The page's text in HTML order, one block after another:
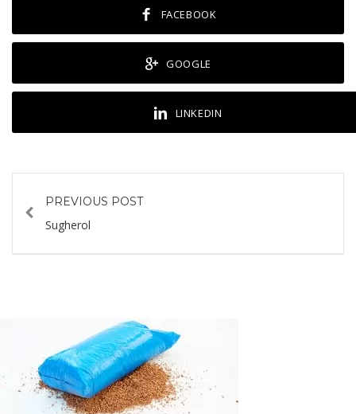
FACEBOOK
GOOGLE
LINKEDIN
PREVIOUS POST
Sugherol